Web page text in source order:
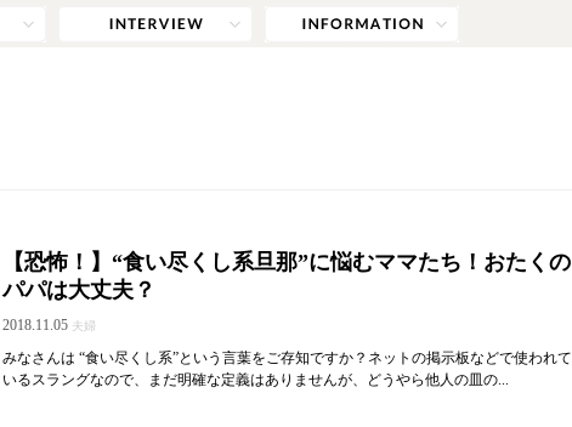
【恐怖！】“食い尽くし系旦那”に悩むママたち！おたくの
パパは大丈夫？
2018.11.05 夫婦
みなさんは “食い尽くし系”という言葉をご存知ですか？ネットの掲示板などで使われて
いるスラングなので、まだ明確な定義はありませんが、どうやら他人の皿の...